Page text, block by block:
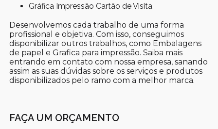
Gráfica Impressão Cartão de Visita
Desenvolvemos cada trabalho de uma forma
profissional e objetiva. Com isso, conseguimos
disponibilizar outros trabalhos, como Embalagens
de papel e Grafica para impressão. Saiba mais
entrando em contato com nossa empresa, sanando
assim as suas dúvidas sobre os serviços e produtos
disponibilizados pelo ramo com a melhor marca.
FAÇA UM ORÇAMENTO